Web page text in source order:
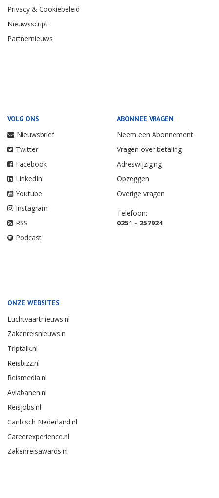
Privacy & Cookiebeleid
Nieuwsscript
Partnernieuws
VOLG ONS
Nieuwsbrief
Twitter
Facebook
LinkedIn
Youtube
Instagram
RSS
Podcast
ABONNEE VRAGEN
Neem een Abonnement
Vragen over betaling
Adreswijziging
Opzeggen
Overige vragen
Telefoon:
0251 - 257924
ONZE WEBSITES
Luchtvaartnieuws.nl
Zakenreisnieuws.nl
Triptalk.nl
Reisbizz.nl
Reismedia.nl
Aviabanen.nl
Reisjobs.nl
Caribisch Nederland.nl
Careerexperience.nl
Zakenreisawards.nl